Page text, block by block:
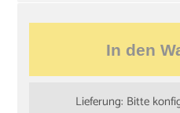
In den
Lieferung: Bitte